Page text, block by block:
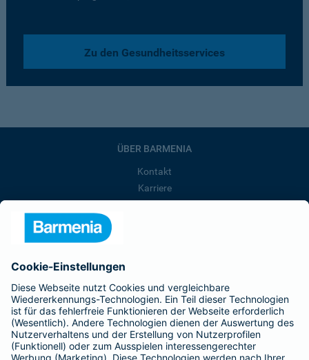
Zu den Gesundheitsservices
ÜBER BARMENIA
Kontakt
Karriere
Barmenia ist Teil der BarmeniaGothaer
BELIEBTE SEITEN
Kranken-Zusatzversicherung
Tierversicherungen
Haftpflichtversicherung